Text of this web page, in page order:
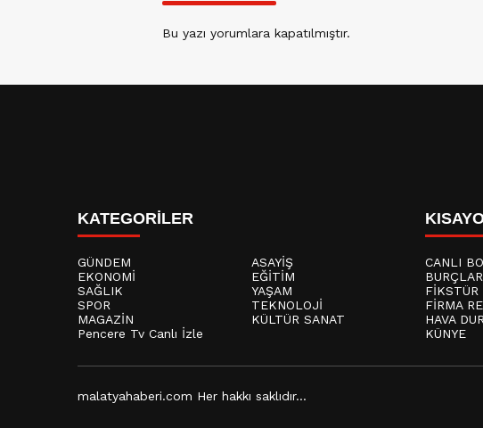
Bu yazı yorumlara kapatılmıştır.
KATEGORİLER
GÜNDEM
ASAYİŞ
EKONOMİ
EĞİTİM
SAĞLIK
YAŞAM
SPOR
TEKNOLOJİ
MAGAZİN
KÜLTÜR SANAT
Pencere Tv Canlı İzle
CANLI
BURÇLAR
FİKSTÜR
FİRMA
HAVA
KÜNYE
malatyahaberi.com Her hakkı saklıdır...